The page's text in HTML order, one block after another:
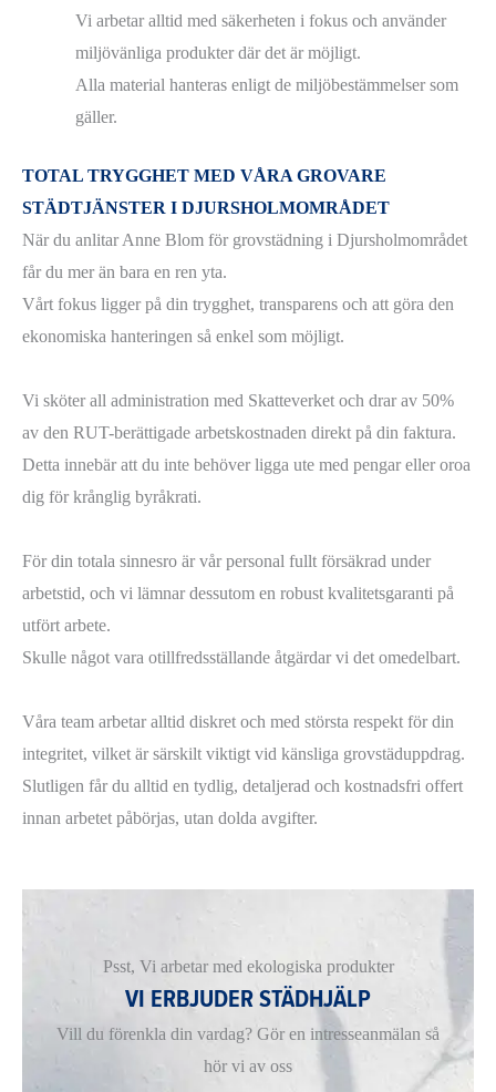
Vi arbetar alltid med säkerheten i fokus och använder
miljövänliga produkter där det är möjligt.
Alla material hanteras enligt de miljöbestämmelser som
gäller.
TOTAL TRYGGHET MED VÅRA GROVARE
STÄDTJÄNSTER I DJURSHOLMOMRÅDET
När du anlitar Anne Blom för grovstädning i Djursholmområdet
får du mer än bara en ren yta.
Vårt fokus ligger på din trygghet, transparens och att göra den
ekonomiska hanteringen så enkel som möjligt.
Vi sköter all administration med Skatteverket och drar av 50%
av den RUT-berättigade arbetskostnaden direkt på din faktura.
Detta innebär att du inte behöver ligga ute med pengar eller oroa
dig för krånglig byråkrati.
För din totala sinnesro är vår personal fullt försäkrad under
arbetstid, och vi lämnar dessutom en robust kvalitetsgaranti på
utfört arbete.
Skulle något vara otillfredsställande åtgärdar vi det omedelbart.
Våra team arbetar alltid diskret och med största respekt för din
integritet, vilket är särskilt viktigt vid känsliga grovstäduppdrag.
Slutligen får du alltid en tydlig, detaljerad och kostnadsfri offert
innan arbetet påbörjas, utan dolda avgifter.
Psst, Vi arbetar med ekologiska produkter
VI ERBJUDER STÄDHJÄLP
Vill du förenkla din vardag? Gör en intresseanmälan så
hör vi av oss